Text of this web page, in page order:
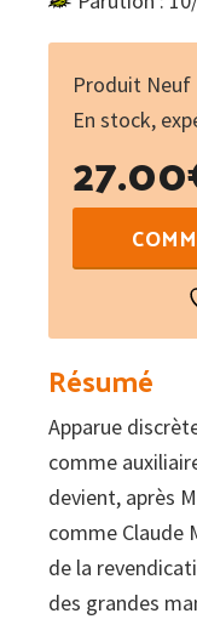
Produit Neuf
En stock,
27.00
de
occitane
1965-
1997
Résumé
Apparue
comme
devient, après
comme Claude
de la
des grandes